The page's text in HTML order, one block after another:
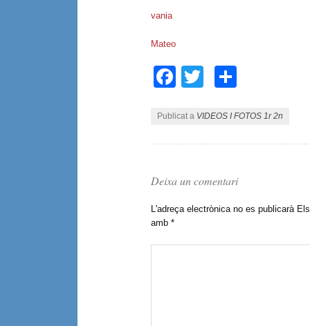
vania
Mateo
Facebook
Twitter
Publicat a VIDEOS I FOTOS 1r 2n
Deixa un comentari
L'adreça electrònica no es publicaràEls
amb *